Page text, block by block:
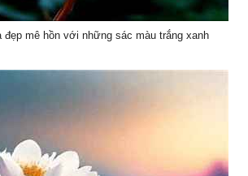
đẹp mê hồn với những sác màu trắng xanh